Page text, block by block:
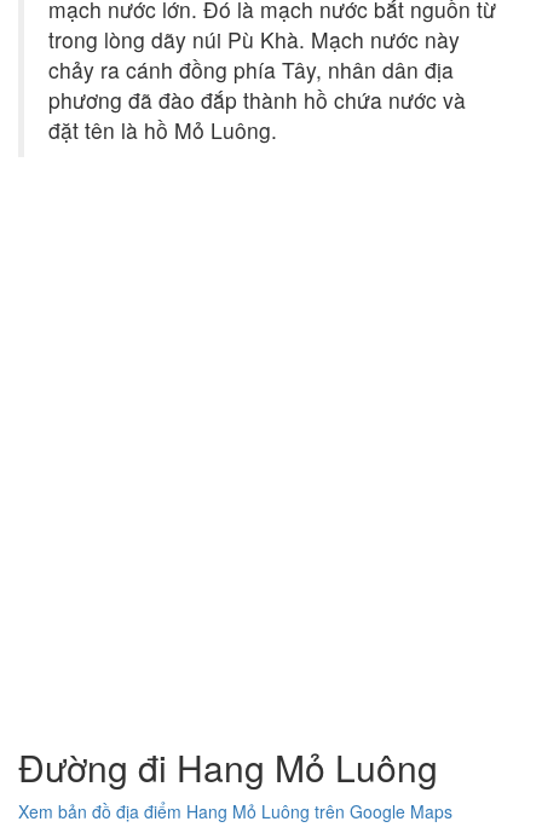
mạch nước lớn. Đó là mạch nước bắt nguồn từ
trong lòng dãy núi Pù Khà. Mạch nước này
chảy ra cánh đồng phía Tây, nhân dân địa
phương đã đào đắp thành hồ chứa nước và
đặt tên là hồ Mỏ Luông.
Đường đi Hang Mỏ Luông
Xem bản đồ địa điểm Hang Mỏ Luông trên Google Maps